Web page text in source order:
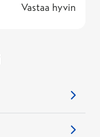
5 -
Vastaa hyvin